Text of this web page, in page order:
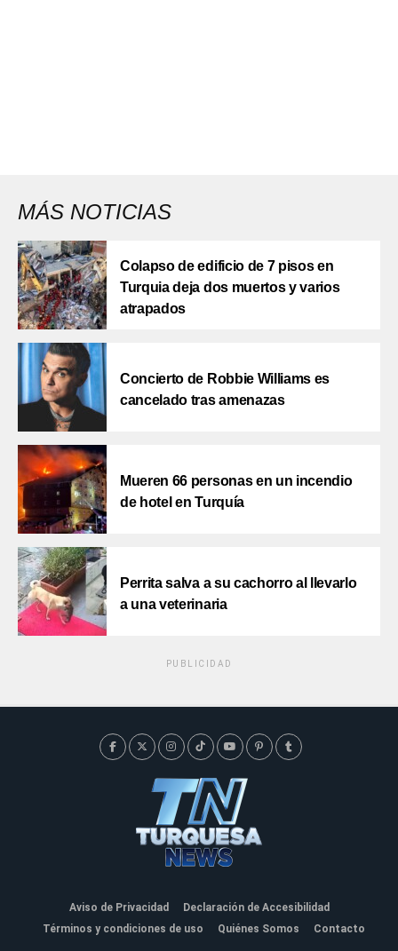
MÁS NOTICIAS
Colapso de edificio de 7 pisos en
Turquia deja dos muertos y varios
atrapados
Concierto de Robbie Williams es
cancelado tras amenazas
Mueren 66 personas en un incendio
de hotel en Turquía
Perrita salva a su cachorro al llevarlo
a una veterinaria
PUBLICIDAD
Aviso de Privacidad
Declaración de Accesibilidad
Términos y condiciones de uso
Quiénes Somos Contacto